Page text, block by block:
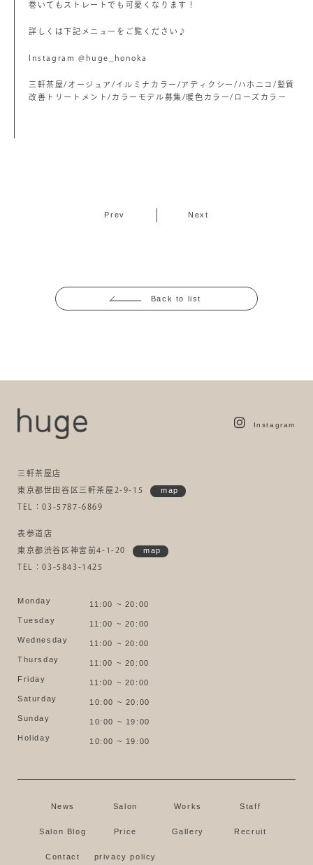
巻いてもストレートでも可愛くなります！
詳しくは下記メニューをご覧ください♪
Instagram @huge_honoka
三軒茶屋/オージュア/イルミナカラー/アディクシー/ハホニコ/髪質
改善トリートメント/カラーモデル募集/暖色カラー/ローズカラー
Prev Next
Back to list
Instagram
三軒茶屋店
東京都世田谷区三軒茶屋2-9-15 map
TEL：03-5787-6869
表参道店
東京都渋谷区神宮前4-1-20 map
TEL：03-5843-1425
Monday
11:00 ~ 20:00
Tuesday
11:00 ~ 20:00
Wednesday
11:00 ~ 20:00
Thursday
11:00 ~ 20:00
Friday
11:00 ~ 20:00
Saturday
10:00 ~ 20:00
Sunday
10:00 ~ 19:00
Holiday
10:00 ~ 19:00
News Salon Works Staff
Salon Blog Price Gallery Recruit
Contact privacy policy